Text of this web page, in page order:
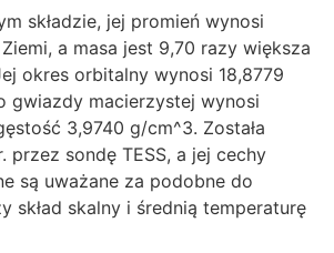
składzie, jej promień wynosi
a masa jest 9,70 razy większa
okres orbitalny wynosi 18,8779
gwiazdy macierzystej wynosi
3,9740 g/cm^3. Została
przez sondę TESS, a jej cechy
są uważane za podobne do
skład skalny i średnią temperaturę